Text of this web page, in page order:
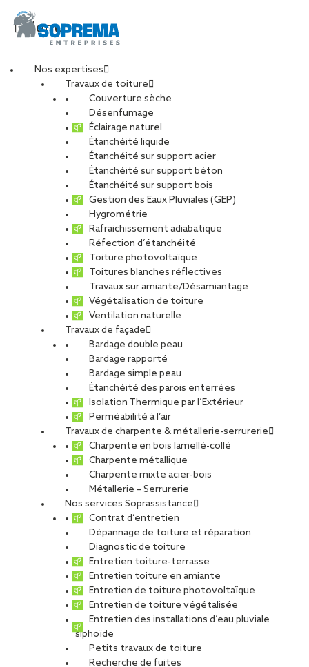
Menu
Nos expertises
Travaux de toiture
Couverture sèche
Désenfumage
Éclairage naturel
Étanchéité liquide
Étanchéité sur support acier
Étanchéité sur support béton
Étanchéité sur support bois
Gestion des Eaux Pluviales (GEP)
Hygrométrie
Rafraichissement adiabatique
Réfection d’étanchéité
Toiture photovoltaïque
Toitures blanches réflectives
Travaux sur amiante/Désamiantage
Végétalisation de toiture
Ventilation naturelle
Travaux de façade
Bardage double peau
Bardage rapporté
Bardage simple peau
Étanchéité des parois enterrées
Isolation Thermique par l’Extérieur
Perméabilité à l’air
Travaux de charpente & métallerie-serrurerie
Charpente en bois lamellé-collé
Charpente métallique
Charpente mixte acier-bois
Métallerie – Serrurerie
Nos services Soprassistance
Contrat d’entretien
Dépannage de toiture et réparation
Diagnostic de toiture
Entretien toiture-terrasse
Entretien toiture en amiante
Entretien de toiture photovoltaïque
Entretien de toiture végétalisée
Entretien des installations d’eau pluviale
siphoïde
Petits travaux de toiture
Recherche de fuites
oceanides_bordeaux
PARTAGER
08 novembre 2018